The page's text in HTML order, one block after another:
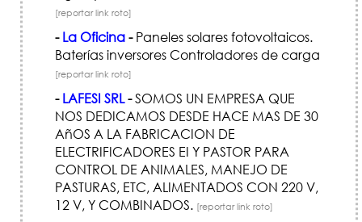
[reportar link roto]
- La Oficina-Paneles solares fotovoltaicos.
Baterías inversores Controladores de carga
[reportar link roto]
- LAFESI SRL-SOMOS UN EMPRESA QUE
NOS DEDICAMOS DESDE HACE MAS DE 30
AñOS A LA FABRICACION DE
ELECTRIFICADORES EI Y PASTOR PARA
CONTROL DE ANIMALES, MANEJO DE
PASTURAS, ETC, ALIMENTADOS CON 220 V,
12 V, Y COMBINADOS. [reportar link roto]